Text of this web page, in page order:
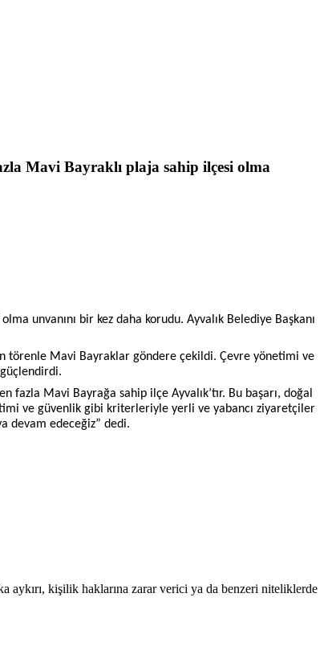
Mavi Bayraklı plaja sahip ilçesi olma
unvanını bir kez daha korudu. Ayvalık Belediye Başkanı
törenle Mavi Bayraklar göndere çekildi. Çevre yönetimi ve
Mavi Bayrağa sahip ilçe Ayvalık’tır. Bu başarı, doğal
ve güvenlik gibi kriterleriyle yerli ve yabancı ziyaretçiler
devam edeceğiz” dedi.
aykırı, kişilik haklarına zarar verici ya da benzeri niteliklerde